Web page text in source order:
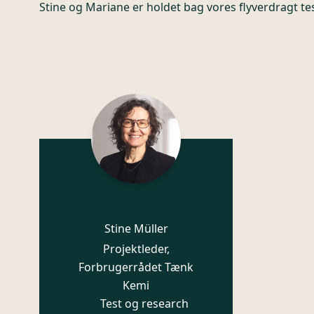
Stine og Mariane er holdet bag vores flyverdragt
Stine Müller
Projektleder,
Forbrugerrådet Tænk
Kemi
Test og research